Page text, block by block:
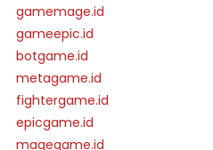
gamemage.id
gameepic.id
botgame.id
metagame.id
fightergame.id
epicgame.id
magegame.id